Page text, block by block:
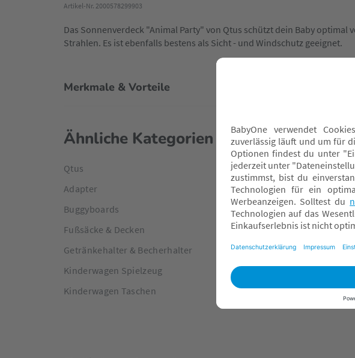
Artikel-Nr. 2000578299903
Das Sonnenverdeck "Animal Party" von Qtus schützt dein Baby optimal
Strahlen. Es ist ebenfalls bestens als Sicht - und Windschutz geeignet.
Merkmale & Vorteile
Ähnliche Kategorien
Qtus
Adapter
Buggyboards
Fußsäcke & Decken
Getränkehalter & Becherhalter
Kinderwagen Spielzeug
Kinderwagen Taschen
Regen- &
Sonnen- &
Sportsitze
Tragewannen